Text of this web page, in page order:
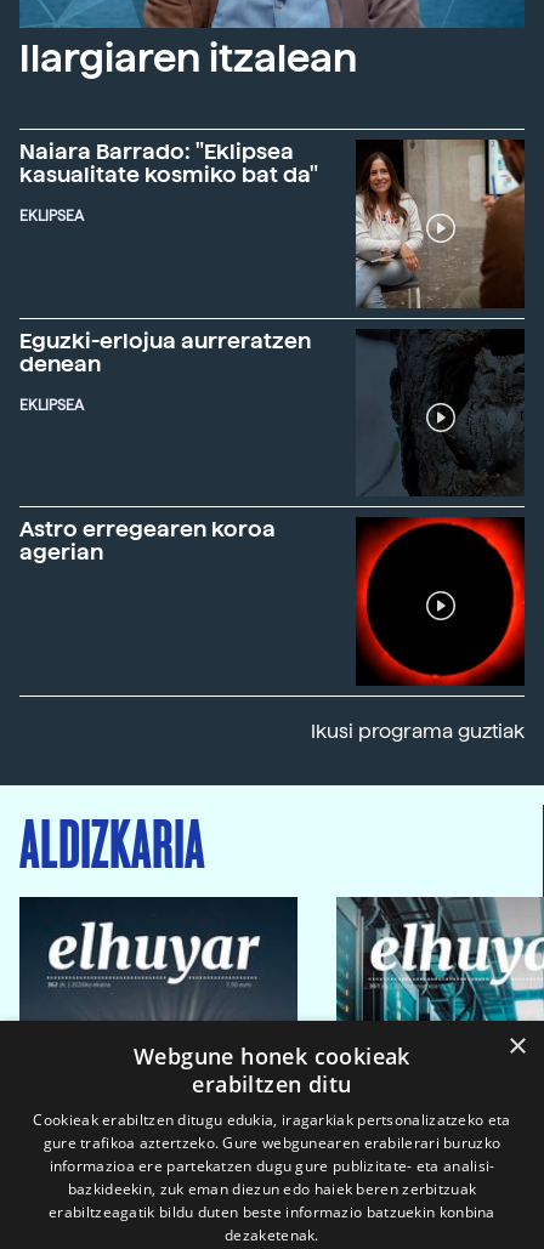
Ilargiaren itzalean
Naiara Barrado: "Eklipsea
kasualitate kosmiko bat da"
EKLIPSEA
Eguzki-erlojua aurreratzen
denean
EKLIPSEA
Astro erregearen koroa
agerian
Ikusi programa guztiak
ALDIZKARIA
×
Webgune honek cookieak
erabiltzen ditu
Cookieak erabiltzen ditugu edukia, iragarkiak pertsonalizatzeko eta
gure trafikoa aztertzeko. Gure webgunearen erabilerari buruzko
informazioa ere partekatzen dugu gure publizitate- eta analisi-
bazkideekin, zuk eman diezun edo haiek beren zerbitzuak
erabiltzeagatik bildu duten beste informazio batzuekin konbina
dezaketenak.